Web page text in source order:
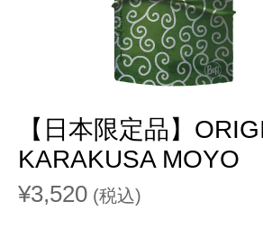
【日本限定品】
KARAKUSA MOYO
¥3,520 (税込)